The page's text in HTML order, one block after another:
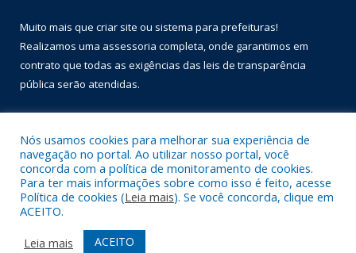
Muito mais que criar site ou sistema para prefeituras!
Realizamos uma assessoria completa, onde garantimos em
contrato que todas as exigências das leis de transparência
pública serão atendidas.
Todos os direitos reservados a Prefeitura Municipal de Óbidos.
Mapa do Site
Acessar Área Administrativa
Nós usamos cookies para melhorar sua experiência de
navegação no portal. Ao utilizar nosso portal, você
concorda com a política de monitoramento de cookies.
Para ter mais informações sobre como isso é feito, acesse
Política de cookies (Leia mais). Se você concorda, clique em
ACEITO.
Leia mais
ACEITO